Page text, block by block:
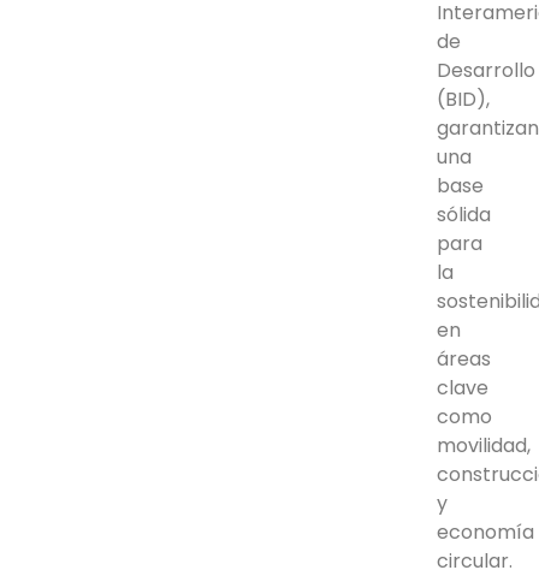
de
Desarrollo
(BID),
una
base
sólida
para
la
en
áreas
clave
como
movilidad,
y
economía
circular.